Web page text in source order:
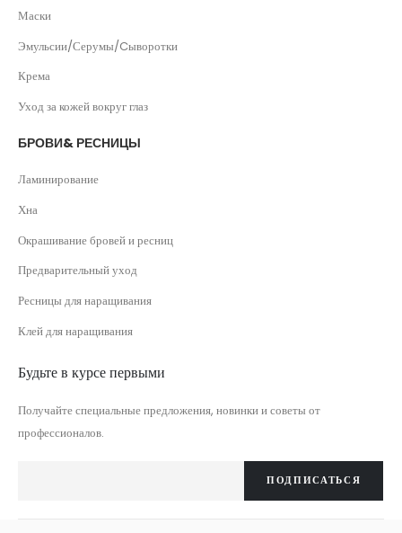
Маски
Эмульсии/Серумы/Cыворотки
Крема
Уход за кожей вокруг глаз
БРОВИ& РЕСНИЦЫ
Ламинирование
Хна
Окрашивание бровей и ресниц
Предварительный уход
Ресницы для наращивания
Клей для наращивания
Будьте в курсе первыми
Получайте специальные предложения, новинки и советы от
профессионалов.
ПОДПИСАТЬСЯ